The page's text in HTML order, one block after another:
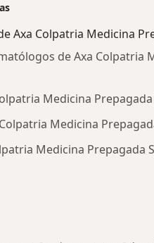
Axa Colpatria Medicina
de Axa Colpatria
Medicina Prepagada
Medicina
Medicina Prepagada